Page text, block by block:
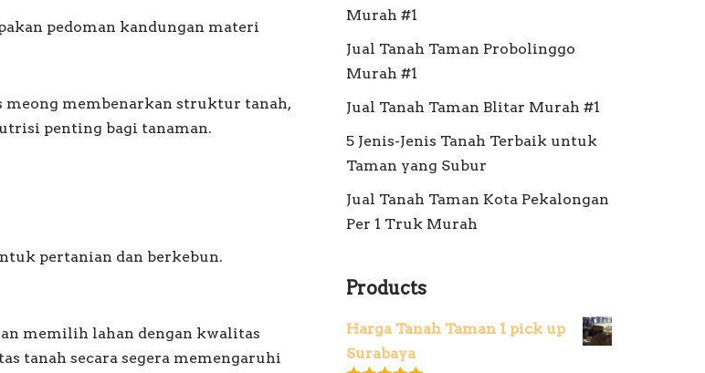
pedoman kandungan materi
meong membenarkan struktur tanah,
penting bagi tanaman.
pertanian dan berkebun.
memilih lahan dengan kwalitas
tanah secara segera memengaruhi
Murah #1
Jual Tanah Taman Probolinggo
Murah #1
Jual Tanah Taman Blitar Murah #1
5 Jenis-Jenis Tanah Terbaik untuk
Taman yang Subur
Jual Tanah Taman Kota Pekalongan
Per 1 Truk Murah
Products
Harga Tanah Taman 1 pick up
Surabaya